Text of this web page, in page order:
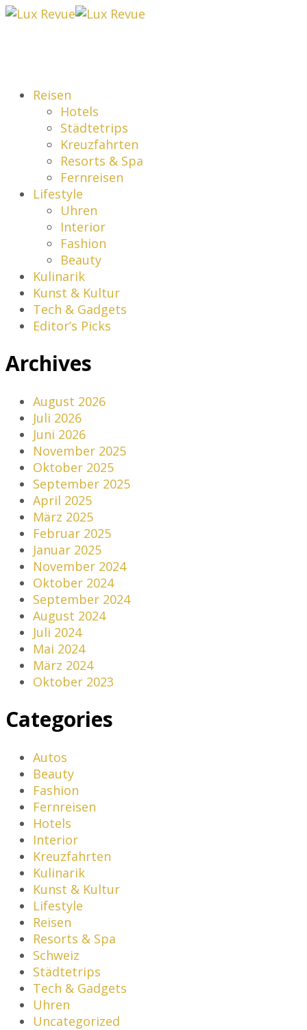
Reisen
Hotels
Städtetrips
Kreuzfahrten
Resorts & Spa
Fernreisen
Lifestyle
Uhren
Interior
Fashion
Beauty
Kulinarik
Kunst & Kultur
Tech & Gadgets
Editor’s Picks
Archives
August 2026
Juli 2026
Juni 2026
November 2025
Oktober 2025
September 2025
April 2025
März 2025
Februar 2025
Januar 2025
November 2024
Oktober 2024
September 2024
August 2024
Juli 2024
Mai 2024
März 2024
Oktober 2023
Categories
Autos
Beauty
Fashion
Fernreisen
Hotels
Interior
Kreuzfahrten
Kulinarik
Kunst & Kultur
Lifestyle
Reisen
Resorts & Spa
Schweiz
Städtetrips
Tech & Gadgets
Uhren
Uncategorized